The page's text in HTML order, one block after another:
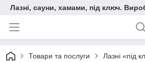
Лазні, сауни, хамами, під ключ.
Товари та послуги Лазні «під